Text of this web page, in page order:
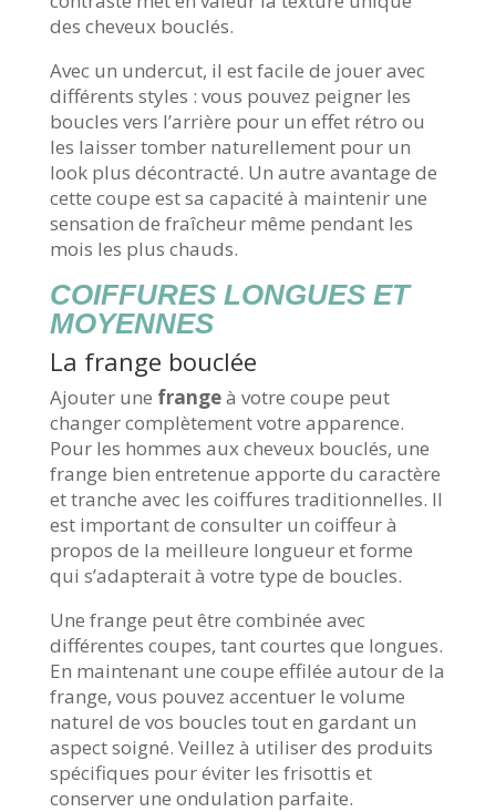
des cheveux bouclés.
Avec un undercut, il est facile de jouer avec
différents styles : vous pouvez peigner les
boucles vers l’arrière pour un effet rétro ou
les laisser tomber naturellement pour un
look plus décontracté. Un autre avantage de
cette coupe est sa capacité à maintenir une
sensation de fraîcheur même pendant les
mois les plus chauds.
COIFFURES LONGUES ET
MOYENNES
La frange bouclée
Ajouter une frangeà votre coupe peut
changer complètement votre apparence.
Pour les hommes aux cheveux bouclés, une
frange bien entretenue apporte du caractère
et tranche avec les coiffures traditionnelles. Il
est important de consulter un coiffeur à
propos de la meilleure longueur et forme
qui s’adapterait à votre type de boucles.
Une frange peut être combinée avec
différentes coupes, tant courtes que longues.
En maintenant une coupe effilée autour de la
frange, vous pouvez accentuer le volume
naturel de vos boucles tout en gardant un
aspect soigné. Veillez à utiliser des produits
spécifiques pour éviter les frisottis et
conserver une ondulation parfaite.